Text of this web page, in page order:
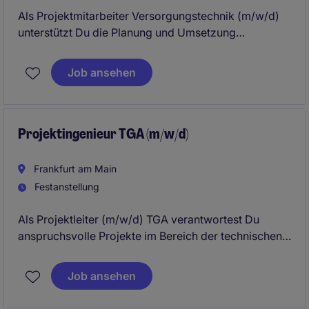
Als Projektmitarbeiter Versorgungstechnik (m/w/d)
unterstützt Du die Planung und Umsetzung
Heizung, Lüftung und Sanitär. Dabei arbeitest Du mit
modernen BIM-Methoden, entwickelst technische
Job ansehen
Projektingenieur TGA (m/w/d)
Frankfurt am Main
Festanstellung
Als Projektleiter (m/w/d) TGA verantwortest Du
anspruchsvolle Projekte im Bereich der technischen
über die Planung bis zur erfolgreichen Übergabe.
Dabei führst Du Projektteams, koordinierst
Job ansehen